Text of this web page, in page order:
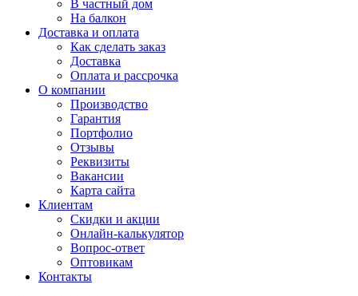
В частный дом
На балкон
Доставка и оплата
Как сделать заказ
Доставка
Оплата и рассрочка
О компании
Производство
Гарантия
Портфолио
Отзывы
Реквизиты
Вакансии
Карта сайта
Клиентам
Скидки и акции
Онлайн-калькулятор
Вопрос-ответ
Оптовикам
Контакты